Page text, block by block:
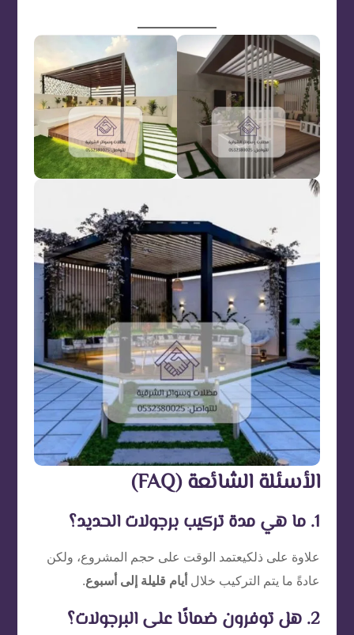
الأسئلة الشائعة (FAQ)
1. ما هي مدة تركيب برجولات الحديد؟
علاوة على ذلكيعتمد الوقت على حجم المشروع، ولكن
عادةً ما يتم التركيب خلال أيام قليلة إلى أسبوع.
2. هل توفرون ضمانًا على البرجولات؟